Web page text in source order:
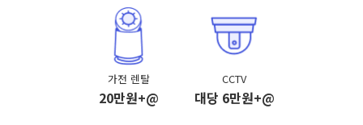
가전 렌탈
20만원+@
CCTV
대당 6만원+@